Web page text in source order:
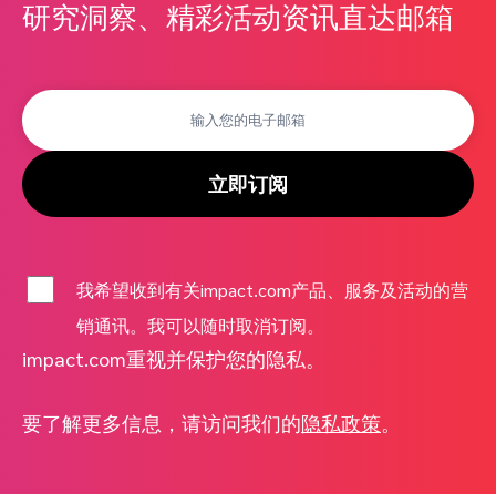
研究洞察、精彩活动资讯直达邮箱
立即订阅
我希望收到有关impact.com产品、服务及活动的营
销通讯。我可以随时取消订阅。
impact.com重视并保护您的隐私。
要了解更多信息，请访问我们的隐私政策